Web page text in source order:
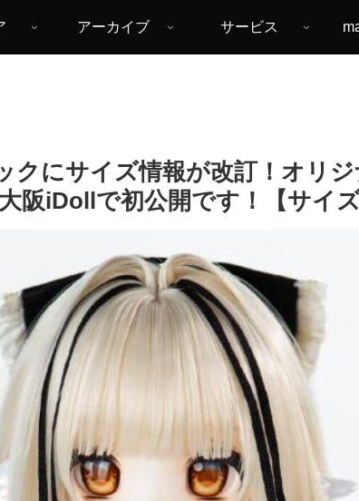
アーカイブ サービス
クにサイズ情報が改訂！オリ
阪iDollで初公開です！【サイ